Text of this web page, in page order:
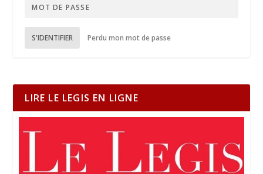
S'IDENTIFIER Perdu mon mot de passe
LIRE LE LEGIS EN LIGNE